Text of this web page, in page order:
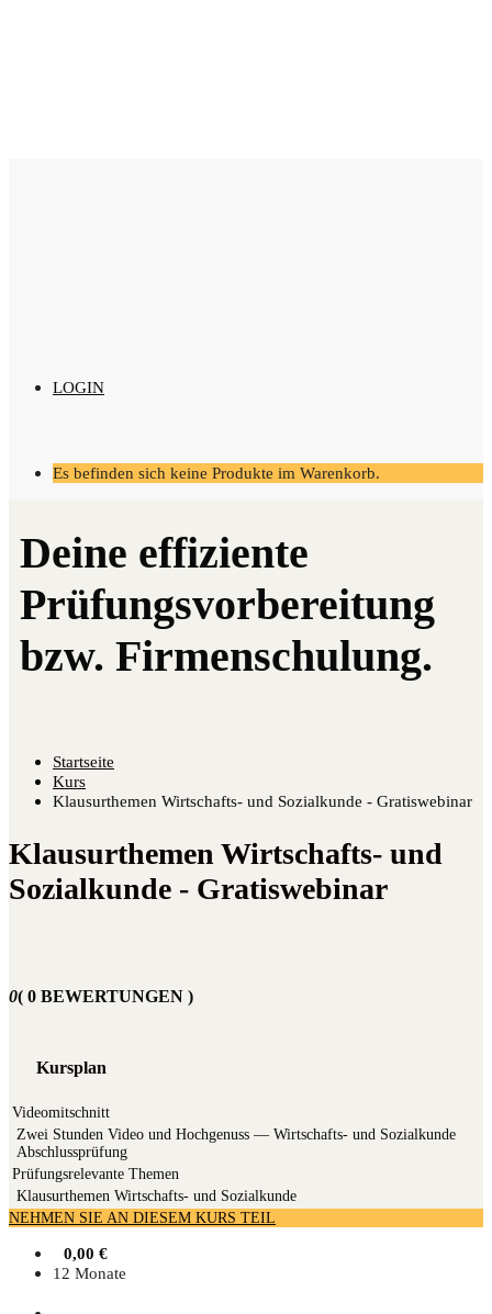
LOGIN
Es befinden sich keine Produkte im Warenkorb.
Startseite
Kurs
Klausurthemen Wirtschafts- und Sozialkunde - Gratiswebinar
Klausurthemen Wirtschafts- und
Sozialkunde - Gratiswebinar
0( 0 BEWERTUNGEN )
Kursplan
Videomitschnitt
Zwei Stun­den Video und Hoch­ge­nuss — Wirt­schafts- und Sozi­al­kun­de
Abschlussprüfung
Prüfungsrelevante Themen
Klau­sur­the­men Wirt­schafts- und Sozialkunde
NEHMEN SIE AN DIESEM KURS TEIL
0,00 €
12 Monate